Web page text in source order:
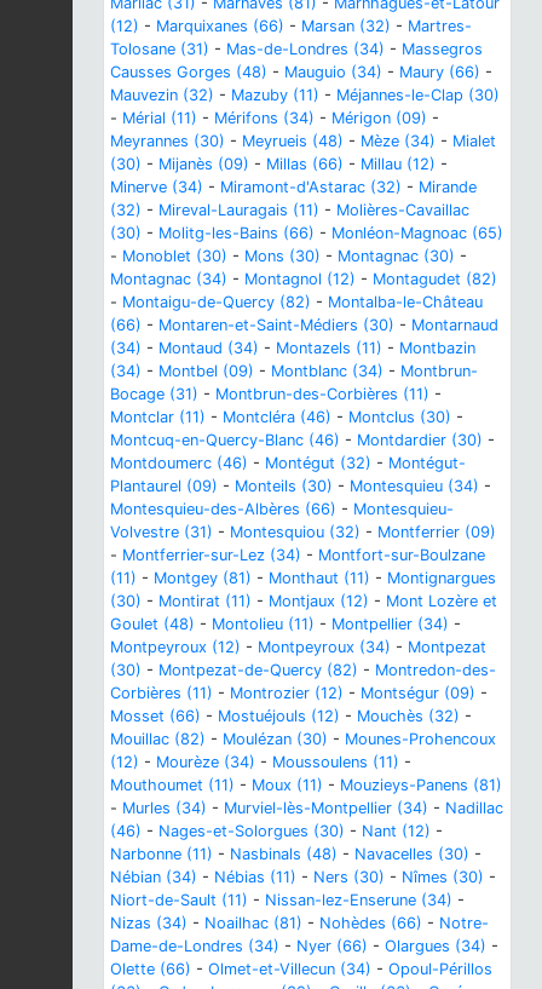
(12) - Marquixanes (66) - Marsan (32) - Martres-
Tolosane (31) - Mas-de-Londres (34) - Massegros
Causses Gorges (48) - Mauguio (34) - Maury (66) -
Mauvezin (32) - Mazuby (11) - Méjannes-le-Clap (30)
- Mérial (11) - Mérifons (34) - Mérigon (09) -
Meyrannes (30) - Meyrueis (48) - Mèze (34) - Mialet
(30) - Mijanès (09) - Millas (66) - Millau (12) -
Minerve (34) - Miramont-d'Astarac (32) - Mirande
(32) - Mireval-Lauragais (11) - Molières-Cavaillac
(30) - Molitg-les-Bains (66) - Monléon-Magnoac (65)
- Monoblet (30) - Mons (30) - Montagnac (30) -
Montagnac (34) - Montagnol (12) - Montagudet (82)
- Montaigu-de-Quercy (82) - Montalba-le-Château
(66) - Montaren-et-Saint-Médiers (30) - Montarnaud
(34) - Montaud (34) - Montazels (11) - Montbazin
(34) - Montbel (09) - Montblanc (34) - Montbrun-
Bocage (31) - Montbrun-des-Corbières (11) -
Montclar (11) - Montcléra (46) - Montclus (30) -
Montcuq-en-Quercy-Blanc (46) - Montdardier (30) -
Montdoumerc (46) - Montégut (32) - Montégut-
Plantaurel (09) - Monteils (30) - Montesquieu (34) -
Montesquieu-des-Albères (66) - Montesquieu-
Volvestre (31) - Montesquiou (32) - Montferrier (09)
- Montferrier-sur-Lez (34) - Montfort-sur-Boulzane
(11) - Montgey (81) - Monthaut (11) - Montignargues
(30) - Montirat (11) - Montjaux (12) - Mont Lozère et
Goulet (48) - Montolieu (11) - Montpellier (34) -
Montpeyroux (12) - Montpeyroux (34) - Montpezat
(30) - Montpezat-de-Quercy (82) - Montredon-des-
Corbières (11) - Montrozier (12) - Montségur (09) -
Mosset (66) - Mostuéjouls (12) - Mouchès (32) -
Mouillac (82) - Moulézan (30) - Mounes-Prohencoux
(12) - Mourèze (34) - Moussoulens (11) -
Mouthoumet (11) - Moux (11) - Mouzieys-Panens (81)
- Murles (34) - Murviel-lès-Montpellier (34) - Nadillac
(46) - Nages-et-Solorgues (30) - Nant (12) -
Narbonne (11) - Nasbinals (48) - Navacelles (30) -
Nébian (34) - Nébias (11) - Ners (30) - Nîmes (30) -
Niort-de-Sault (11) - Nissan-lez-Enserune (34) -
Nizas (34) - Noailhac (81) - Nohèdes (66) - Notre-
Dame-de-Londres (34) - Nyer (66) - Olargues (34) -
Olette (66) - Olmet-et-Villecun (34) - Opoul-Périllos